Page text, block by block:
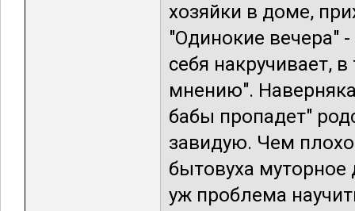
хозяйки в доме,
"Одинокие вечера"
себя накручивает,
мнению".
бабы пропадет"
завидую. Чем
бытовуха муторное
уж проблема